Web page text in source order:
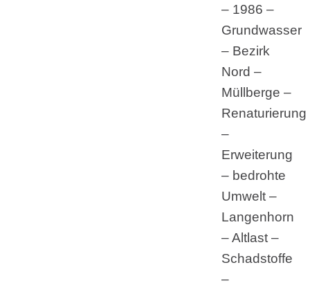
– 1986 –
Grundwasser
– Bezirk
Nord –
Müllberge –
Renaturierung
–
Erweiterung
– bedrohte
Umwelt –
Langenhorn
– Altlast –
Schadstoffe
–